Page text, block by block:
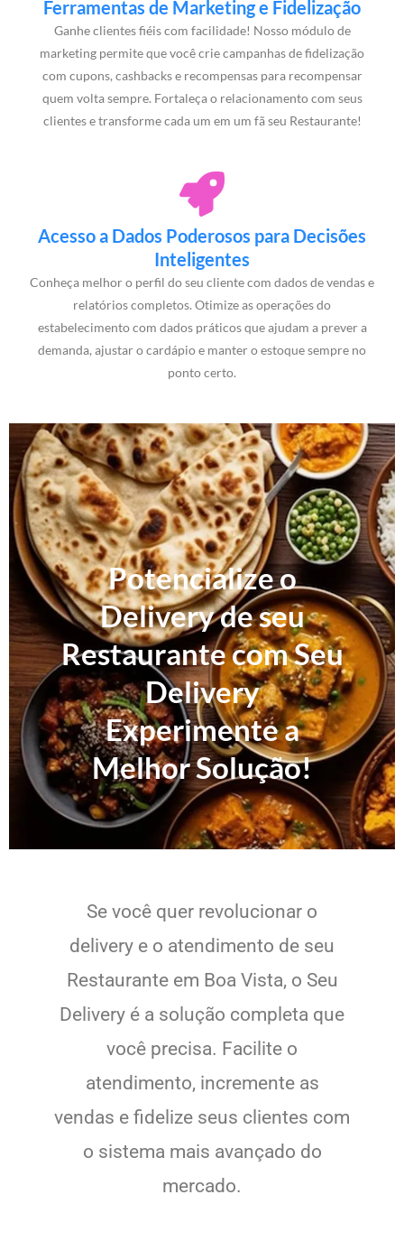
Ferramentas de Marketing e Fidelização
Ganhe clientes fiéis com facilidade! Nosso módulo de
marketing permite que você crie campanhas de fidelização
com cupons, cashbacks e recompensas para recompensar
quem volta sempre. Fortaleça o relacionamento com seus
clientes e transforme cada um em um fã seu Restaurante!
Acesso a Dados Poderosos para Decisões
Inteligentes
Conheça melhor o perfil do seu cliente com dados de vendas e
relatórios completos. Otimize as operações do
estabelecimento com dados práticos que ajudam a prever a
demanda, ajustar o cardápio e manter o estoque sempre no
ponto certo.
Potencialize o
Delivery de seu
Restaurante com Seu
Delivery
Experimente a
Melhor Solução!
Se você quer revolucionar o
delivery e o atendimento de seu
Restaurante em Boa Vista, o Seu
Delivery é a solução completa que
você precisa. Facilite o
atendimento, incremente as
vendas e fidelize seus clientes com
o sistema mais avançado do
mercado.